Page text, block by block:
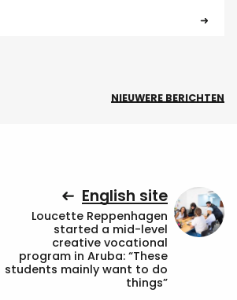
NIEUWERE BERICHTEN
English site
Loucette Reppenhagen
started a mid-level
creative vocational
program in Aruba: “These
students mainly want to do
things”